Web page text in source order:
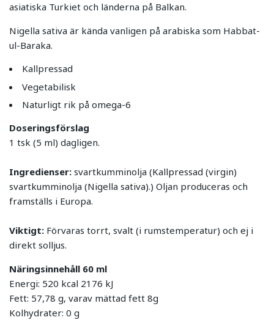
asiatiska Turkiet och länderna på Balkan.
Nigella sativa är kända vanligen på arabiska som Habbat-
ul-Baraka.
Kallpressad
Vegetabilisk
Naturligt rik på omega-6
Doseringsförslag
1 tsk (5 ml) dagligen.
Ingredienser: svartkumminolja (Kallpressad (virgin)
svartkumminolja (Nigella sativa).) Oljan produceras och
framställs i Europa.
Viktigt: Förvaras torrt, svalt (i rumstemperatur) och ej i
direkt solljus.
Näringsinnehåll 60 ml
Energi: 520 kcal 2176 kJ
Fett: 57,78 g, varav mättad fett 8g
Kolhydrater: 0 g